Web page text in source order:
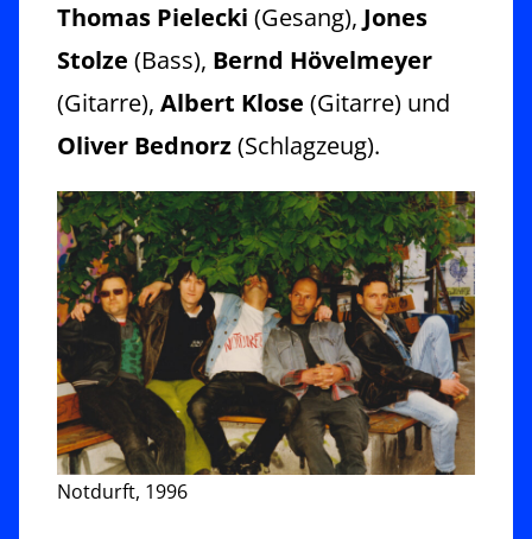
Thomas Pielecki (Gesang), Jones
Stolze (Bass), Bernd Hövelmeyer
(Gitarre), Albert Klose (Gitarre) und
Oliver Bednorz(Schlagzeug).
Notdurft, 1996